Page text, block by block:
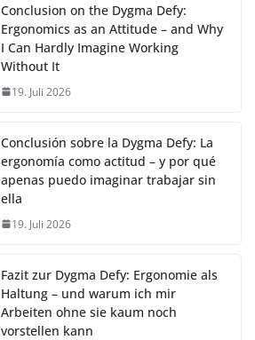
Conclusion on the Dygma Defy:
Ergonomics as an Attitude – and Why
I Can Hardly Imagine Working
Without It
19. Juli 2026
Conclusión sobre la Dygma Defy: La
ergonomía como actitud – y por qué
apenas puedo imaginar trabajar sin
ella
19. Juli 2026
Fazit zur Dygma Defy: Ergonomie als
Haltung – und warum ich mir
Arbeiten ohne sie kaum noch
vorstellen kann